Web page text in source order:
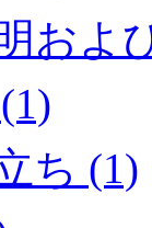
およ
ち (1)